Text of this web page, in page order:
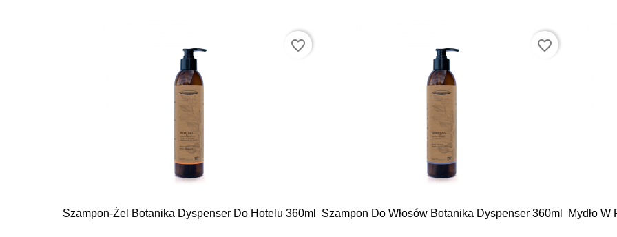
Szampon-Żel Botanika Dyspenser Do Hotelu 360ml
Szybki podgląd
favorite_border
Szampon Do Włosów Botanika Dyspenser 360ml
Szybki podgląd
favorite_border
Mydło W